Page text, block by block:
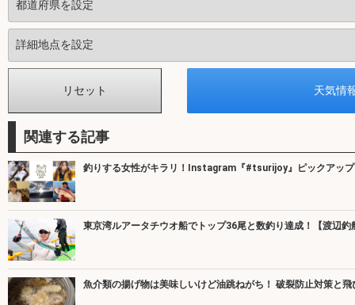
関連する記事
釣りする女性がキラリ！Instagram『#tsurijoy』ピックアッ
東京湾ルアータチウオ船でトップ36尾と数釣り達成！【渡辺釣
魚介類の揚げ物は美味しいけど油跳ねがち！ 破裂防止対策と